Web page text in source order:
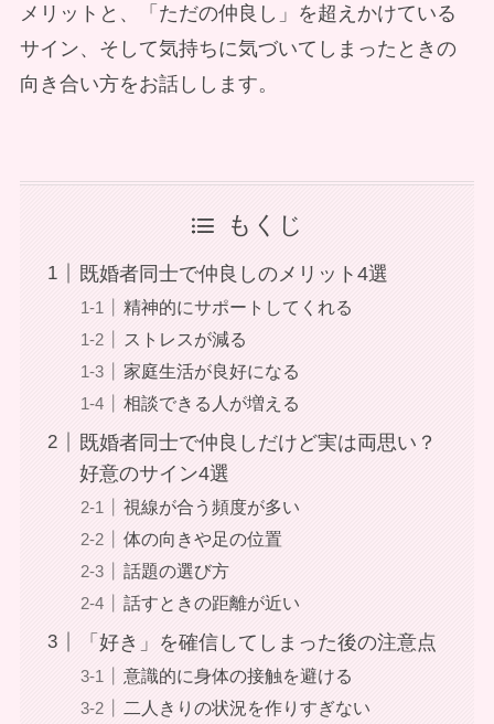
メリットと、「ただの仲良し」を超えかけている
サイン、そして気持ちに気づいてしまったときの
向き合い方をお話しします。
もくじ
既婚者同士で仲良しのメリット4選
精神的にサポートしてくれる
ストレスが減る
家庭生活が良好になる
相談できる人が増える
既婚者同士で仲良しだけど実は両思い？
好意のサイン4選
視線が合う頻度が多い
体の向きや足の位置
話題の選び方
話すときの距離が近い
「好き」を確信してしまった後の注意点
意識的に身体の接触を避ける
二人きりの状況を作りすぎない